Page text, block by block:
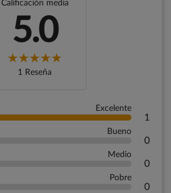
Calificación media
5.0
1 Reseña
Excelente
1
Bueno
0
Medio
0
Pobre
0